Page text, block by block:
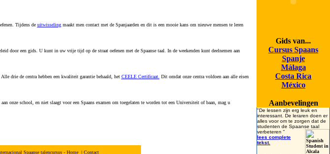
Tijdens de uitwisselingmaakt men contact met de Spanjaarden en dit is een mooie kans om nieuwe mensen te leren
door een gids. U kunt in uw vrije tijd op de straat oefenen met de Spaanse taal. In de weekenden kunt deelnemen aan
drie de centra hebben een kwaliteit garantie behaald, het CEELE Certificaat. Dit omdat onze centra voldoen aan alle eisen
onze school, en niet slaagt voor een Spaans examen om toegelaten te worden tot een Universiteit of baan, mag u
Spaanse talencursus - Home | Contact
Gids van...
Cursus Spaans
Spanje
Málaga
Costa Rica
México
Aanbevelingen
"De lessen zijn erg leuk en
interessant. De leraren doen er
alles voor om te zorgen dat de
studenten de Spaanse taal
verbeteren "
lees complete
tekst.